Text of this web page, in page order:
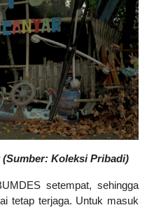
(Sumber: Koleksi Pribadi)
setempat, sehingga
tetap terjaga. Untuk masuk